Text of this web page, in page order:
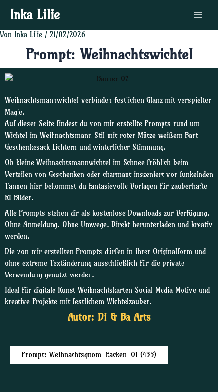
Inhalt
springen
Inka Lilie
Main
Menu
Prompt: Weihnachtswichtel
Von Inka Lilie / 21/02/2026
Weihnachtsmannwichtel verbinden festlichen Glanz mit verspielter
Magie.
Auf dieser Seite findest du von mir erstellte Prompts rund um
Wichtel im Weihnachtsmann Stil mit roter Mütze weißem Bart
Geschenkesack Lichtern und winterlicher Stimmung.
Ob kleine Weihnachtsmannwichtel im Schnee fröhlich beim
Verteilen von Geschenken oder charmant inszeniert vor funkelnden
Tannen hier bekommst du fantasievolle Vorlagen für zauberhafte
KI Bilder.
Alle Prompts stehen dir als kostenlose Downloads zur Verfügung.
Ohne Anmeldung. Ohne Umwege. Direkt herunterladen und kreativ
werden.
Die von mir erstellten Prompts dürfen in ihrer Originalform und
ohne extreme Textänderung ausschließlich für die private
Verwendung genutzt werden.
Ideal für digitale Kunst Weihnachtskarten Social Media Motive und
kreative Projekte mit festlichem Wichtelzauber.
Autor: Di & Ba Arts
Prompt: Weihnachtsgnom_Backen_01 (435)
navigation